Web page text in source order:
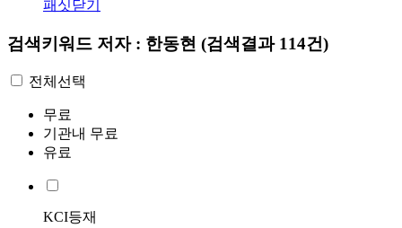
패싯닫기
검색키워드 저자 : 한동현 (검색결과 114건)
전체선택
무료
기관내 무료
유료
KCI등재